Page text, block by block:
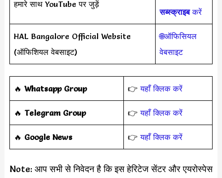
हमारे साथ YouTube पर जुड़ें
सब्स्क्राइबकरें
HAL Bangalore Official Website
(ऑफिशियल वेबसाइट)
🌐ऑफिसियल
वेबसाइट
‎️‍🔥 Whatsapp Group 👉यहाँ क्लिक करें
‎️‍🔥 Telegram Group 👉यहाँ क्लिक करें
️‍🔥 Google News 👉 यहाँ क्लिक करें
Note: आप सभी से निवेदन है कि इस हेरिटेज सेंटर और एयरोस्पेस